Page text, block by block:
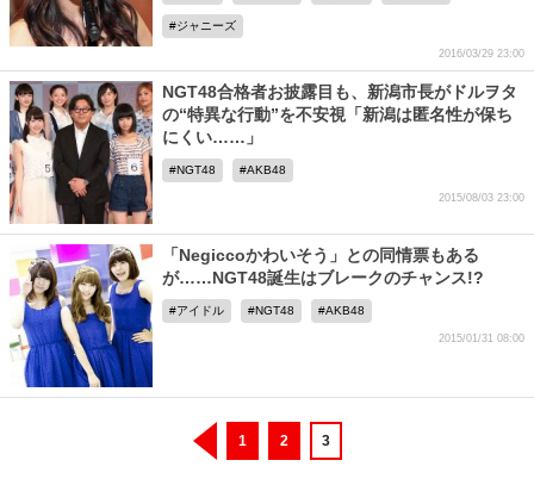
ジャニーズ
2016/03/29 23:00
NGT48合格者お披露目も、新潟市長がドルヲタ
の“特異な行動”を不安視「新潟は匿名性が保ち
にくい……」
NGT48 AKB48
2015/08/03 23:00
「Negiccoかわいそう」との同情票もある
が……NGT48誕生はブレークのチャンス!?
アイドル NGT48 AKB48
2015/01/31 08:00
1 2 3